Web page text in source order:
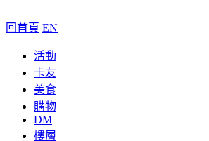
回首頁 EN
活動
卡友
美食
購物
DM
樓層